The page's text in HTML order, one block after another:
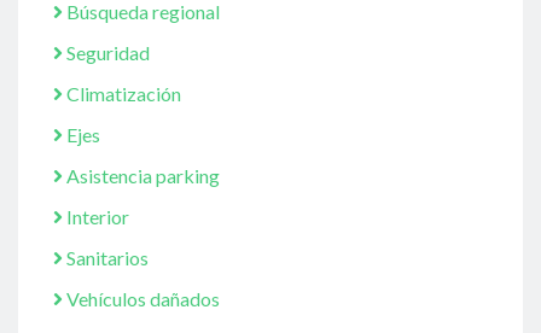
Búsqueda regional
Seguridad
Climatización
Ejes
Asistencia parking
Interior
Sanitarios
Vehículos dañados